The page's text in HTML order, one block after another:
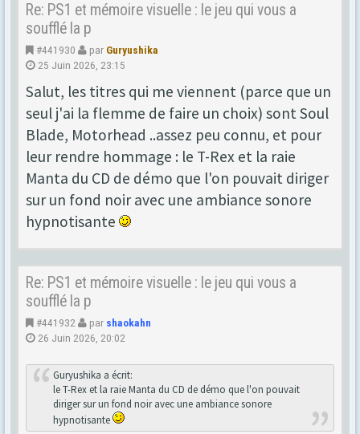
Re: PS1 et mémoire visuelle : le jeu qui vous a
soufflé la p
#441930 par Guryushika
25 Juin 2026, 23:15
Salut, les titres qui me viennent (parce que un
seul j'ai la flemme de faire un choix) sont Soul
Blade, Motorhead ..assez peu connu, et pour
leur rendre hommage : le T-Rex et la raie
Manta du CD de démo que l'on pouvait diriger
sur un fond noir avec une ambiance sonore
hypnotisante
Re: PS1 et mémoire visuelle : le jeu qui vous a
soufflé la p
#441932 par shaokahn
26 Juin 2026, 20:02
Guryushika a écrit:
le T-Rex et la raie Manta du CD de démo que l'on pouvait
diriger sur un fond noir avec une ambiance sonore
hypnotisante